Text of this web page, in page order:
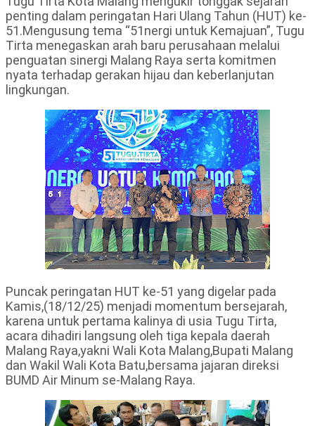
penting dalam peringatan Hari Ulang Tahun (HUT) ke-
51.Mengusung tema “51nergi untuk Kemajuan”, Tugu
Tirta menegaskan arah baru perusahaan melalui
penguatan sinergi Malang Raya serta komitmen
nyata terhadap gerakan hijau dan keberlanjutan
lingkungan.
Puncak peringatan HUT ke-51 yang digelar pada
Kamis,(18/12/25) menjadi momentum bersejarah,
karena untuk pertama kalinya di usia Tugu Tirta,
acara dihadiri langsung oleh tiga kepala daerah
Malang Raya,yakni Wali Kota Malang,Bupati Malang
dan Wakil Wali Kota Batu,bersama jajaran direksi
BUMD Air Minum se-Malang Raya.